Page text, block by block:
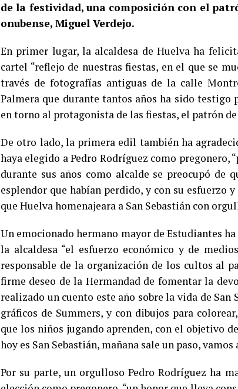
de la festividad, una composición con el
onubense, Miguel Verdejo.
En primer lugar, la alcaldesa de Huelva ha
cartel “reflejo de nuestras fiestas, en el que se
través de fotografías antiguas de la calle
Palmera que durante tantos años ha sido
en torno al protagonista de las fiestas, el patrón de
De otro lado, la primera edil también ha
haya elegido a Pedro Rodríguez como pregonero,
durante sus años como alcalde se preocupó de
esplendor que habían perdido, y con su esfuerzo
que Huelva homenajeara a San Sebastián con
Un emocionado hermano mayor de Estudiantes
la alcaldesa “el esfuerzo económico y de
responsable de la organización de los cultos al
firme deseo de la Hermandad de fomentar la
realizado un cuento este año sobre la vida de
gráficos de Summers, y con dibujos para
que los niños jugando aprenden, con el objetivo
hoy es San Sebastián, mañana sale un paso, vamos
Por su parte, un orgulloso Pedro Rodríguez ha